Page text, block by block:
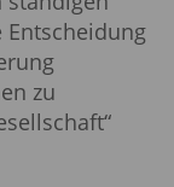
Entscheidung
zu